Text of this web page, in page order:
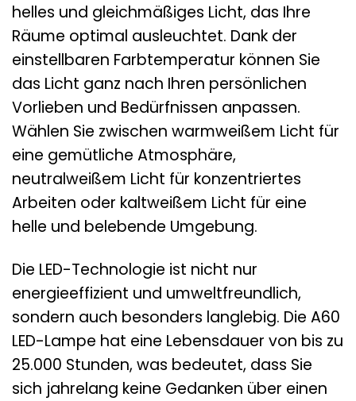
helles und gleichmäßiges Licht, das Ihre
Räume optimal ausleuchtet. Dank der
einstellbaren Farbtemperatur können Sie
das Licht ganz nach Ihren persönlichen
Vorlieben und Bedürfnissen anpassen.
Wählen Sie zwischen warmweißem Licht für
eine gemütliche Atmosphäre,
neutralweißem Licht für konzentriertes
Arbeiten oder kaltweißem Licht für eine
helle und belebende Umgebung.
Die LED-Technologie ist nicht nur
energieeffizient und umweltfreundlich,
sondern auch besonders langlebig. Die A60
LED-Lampe hat eine Lebensdauer von bis zu
25.000 Stunden, was bedeutet, dass Sie
sich jahrelang keine Gedanken über einen